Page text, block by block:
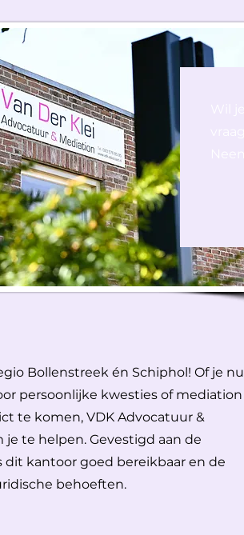
Bollenstreek én Schiphol! Of je nu
persoonlijke kwesties of mediation
te komen, VDK Advocatuur &
te helpen. Gevestigd aan de
dit kantoor goed bereikbaar en de
behoeften.